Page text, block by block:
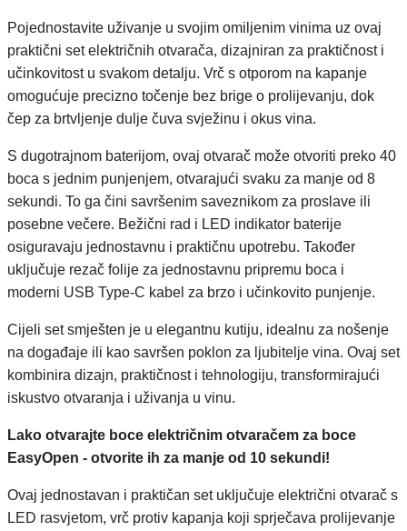
Pojednostavite uživanje u svojim omiljenim vinima uz ovaj
praktični set električnih otvarača, dizajniran za praktičnost i
učinkovitost u svakom detalju. Vrč s otporom na kapanje
omogućuje precizno točenje bez brige o prolijevanju, dok
čep za brtvljenje dulje čuva svježinu i okus vina.
S dugotrajnom baterijom, ovaj otvarač može otvoriti preko 40
boca s jednim punjenjem, otvarajući svaku za manje od 8
sekundi. To ga čini savršenim saveznikom za proslave ili
posebne večere. Bežični rad i LED indikator baterije
osiguravaju jednostavnu i praktičnu upotrebu. Također
uključuje rezač folije za jednostavnu pripremu boca i
moderni USB Type-C kabel za brzo i učinkovito punjenje.
Cijeli set smješten je u elegantnu kutiju, idealnu za nošenje
na događaje ili kao savršen poklon za ljubitelje vina. Ovaj set
kombinira dizajn, praktičnost i tehnologiju, transformirajući
iskustvo otvaranja i uživanja u vinu.
Lako otvarajte boce električnim otvaračem za boce
EasyOpen - otvorite ih za manje od 10 sekundi!
Ovaj jednostavan i praktičan set uključuje električni otvarač s
LED rasvjetom, vrč protiv kapanja koji sprječava prolijevanje